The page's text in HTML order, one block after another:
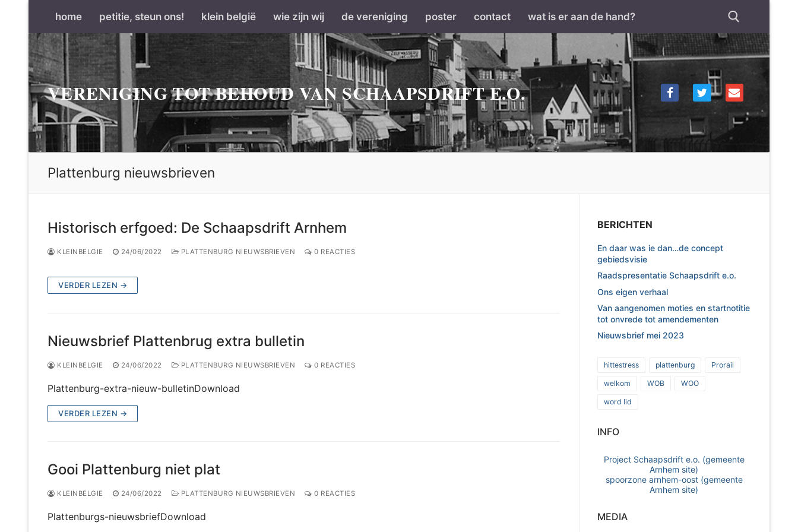
de
inhoud
home petitie, steun ons! klein belgië wie zijn wij de vereniging poster contact wat is er aan de hand?
Zoeken naar:
VERENIGING TOT BEHOUD VAN SCHAAPSDRIFT E.O.
Plattenburg nieuwsbrieven
Historisch erfgoed: De Schaapsdrift Arnhem
KLEINBELGIE 24/06/2022 PLATTENBURG NIEUWSBRIEVEN 0 REACTIES
VERDER LEZEN →
Nieuwsbrief Plattenbrug extra bulletin
KLEINBELGIE 24/06/2022 PLATTENBURG NIEUWSBRIEVEN 0 REACTIES
Plattenburg-extra-nieuw-bulletinDownload
VERDER LEZEN →
Gooi Plattenburg niet plat
KLEINBELGIE 24/06/2022 PLATTENBURG NIEUWSBRIEVEN 0 REACTIES
Plattenburgs-nieuwsbriefDownload
BERICHTEN
En daar was ie dan…de concept
gebiedsvisie
Raadspresentatie Schaapsdrift e.o.
Ons eigen verhaal
Van aangenomen moties en startnotitie
tot onvrede tot amendementen
Nieuwsbrief mei 2023
hittestress plattenburg Prorail
welkom WOB WOO
word lid
INFO
Project Schaapsdrift e.o. (gemeente
Arnhem site)
spoorzone arnhem-oost (gemeente
Arnhem site)
MEDIA